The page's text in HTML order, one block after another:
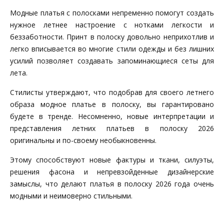
Модные платья с полосками непременно помогут создать
нужное летнее настроение с нотками легкости и
беззаботности. Принт в полоску довольно неприхотлив и
легко вписывается во многие стили одежды и без лишних
усилий позволяет создавать запоминающиеся сеты для
лета.
Стилисты утверждают, что подобрав для своего летнего
образа модное платье в полоску, вы гарантировано
будете в тренде. Несомненно, новые интерпретации и
представления летних платьев в полоску 2026
оригинальны и по-своему необыкновенны.
Этому способствуют новые фактуры и ткани, силуэты,
решения фасона и непревзойденные дизайнерские
замыслы, что делают платья в полоску 2026 года очень
модными и неимоверно стильными.